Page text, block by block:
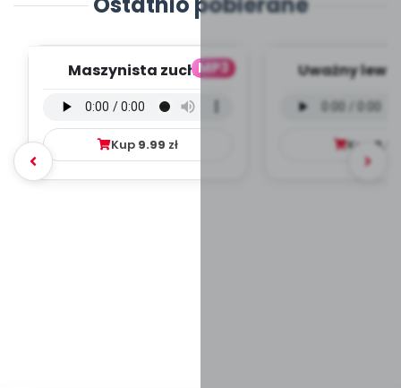
MP3
Maszynista zuch -
mp3)
Kup 9.99 zł
Uważny lew
Kup 9.99